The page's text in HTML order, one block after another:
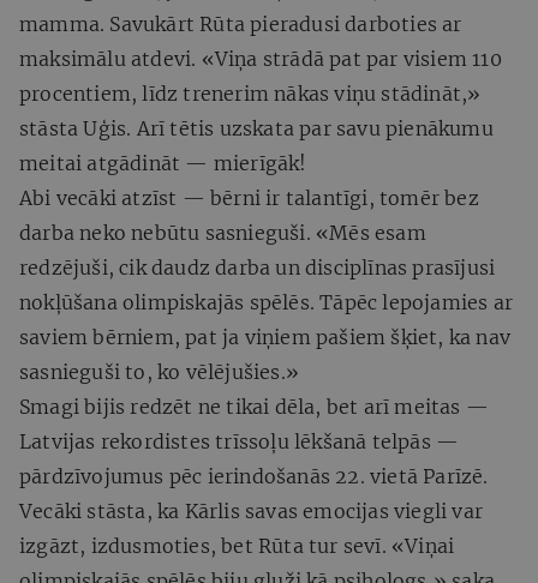
mamma. Savukārt Rūta pieradusi darboties ar
maksimālu atdevi. «Viņa strādā pat par visiem 110
procentiem, līdz trenerim nākas viņu stādināt,»
stāsta Uģis. Arī tētis uzskata par savu pienākumu
meitai atgādināt — mierīgāk!
Abi vecāki atzīst — bērni ir talantīgi, tomēr bez
darba neko nebūtu sasnieguši. «Mēs esam
redzējuši, cik daudz darba un disciplīnas prasījusi
nokļūšana olimpiskajās spēlēs. Tāpēc lepojamies ar
saviem bērniem, pat ja viņiem pašiem šķiet, ka nav
sasnieguši to, ko vēlējušies.»
Smagi bijis redzēt ne tikai dēla, bet arī meitas —
Latvijas rekordistes trīssoļu lēkšanā telpās —
pārdzīvojumus pēc ierindošanās 22. vietā Parīzē.
Vecāki stāsta, ka Kārlis savas emocijas viegli var
izgāzt, izdusmoties, bet Rūta tur sevī. «Viņai